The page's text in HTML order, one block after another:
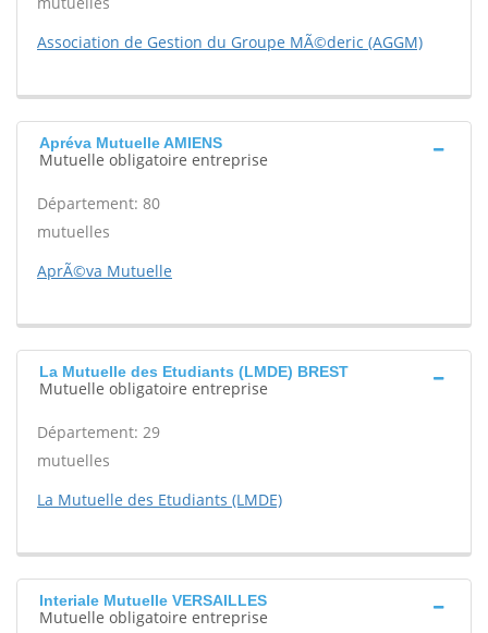
Association de Gestion du Groupe MÃ©deric (AGGM)
Apréva Mutuelle AMIENS
Mutuelle obligatoire entreprise
Département: 80
mutuelles
AprÃ©va Mutuelle
La Mutuelle des Etudiants (LMDE) BREST
Mutuelle obligatoire entreprise
Département: 29
mutuelles
La Mutuelle des Etudiants (LMDE)
Interiale Mutuelle VERSAILLES
Mutuelle obligatoire entreprise